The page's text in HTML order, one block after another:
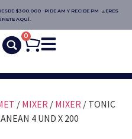
$300.000 · PIDE AM Y RECIBE PM · ¿ERES
AQUÍ.
0
/ MIXER / MIXER / TONIC
4 UND X 200